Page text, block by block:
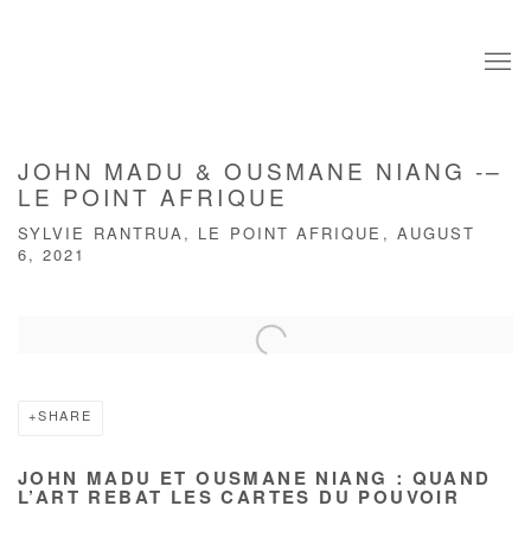
JOHN MADU & OUSMANE NIANG -–
LE POINT AFRIQUE
SYLVIE RANTRUA, LE POINT AFRIQUE, AUGUST
6, 2021
Open a larger version of the following image in a popup:
SHARE
JOHN MADU ET OUSMANE NIANG : QUAND
L’ART REBAT LES CARTES DU POUVOIR